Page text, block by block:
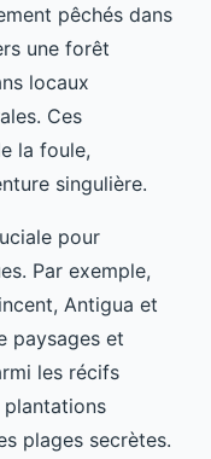
pêchés dans
une forêt
locaux
Ces
la foule,
singulière.
pour
Par exemple,
Antigua et
paysages et
les récifs
plages secrètes.